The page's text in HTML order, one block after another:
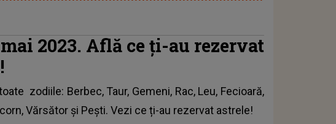
2023. Află ce ți-au rezervat
zodiile: Berbec, Taur, Gemeni, Rac, Leu, Fecioară,
Vărsător și Pești. Vezi ce ți-au rezervat astrele!